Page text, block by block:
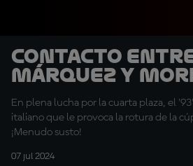
Contacto
Márquez y
En plena lucha por la cuarta plaza, el
italiano que le provoca la rotura de la
¡Menudo susto!
07 jul 2024